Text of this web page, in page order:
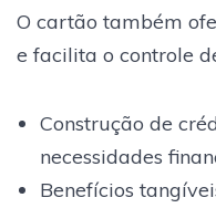
O cartão também
e facilita o controle
Construção de
necessidades
Benefícios